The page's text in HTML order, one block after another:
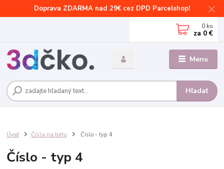
Doprava ZDARMA nad 29€ cez DPD Parcelshop!
Menu
Hľadať
0 ks
za 0 €
Úvod Čísla na tortu Číslo - typ 4
Číslo - typ 4